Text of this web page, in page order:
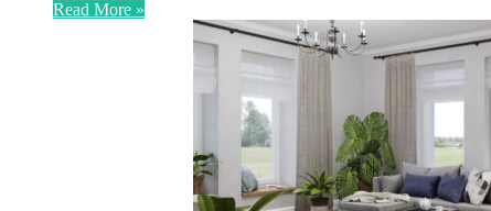
Read More »